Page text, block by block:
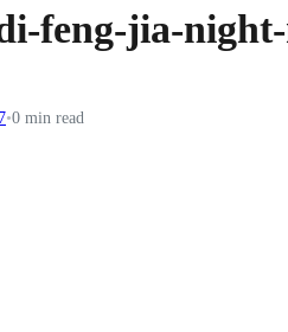
feng-jia-
•0 min read